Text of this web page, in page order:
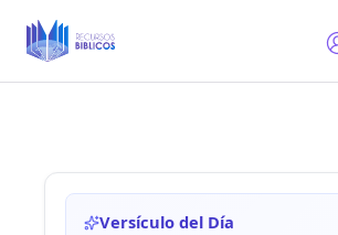
Versículo del Día